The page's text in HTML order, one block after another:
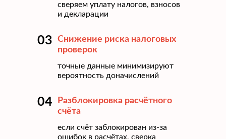
сверяем уплату налогов, взносов
и декларации
точные данные минимизируют
вероятность доначислений
Снижение риска налоговых
проверок
03
04
Разблокировка расчётного
счёта
если счёт заблокирован из-за
ошибок в расчётах, сверка